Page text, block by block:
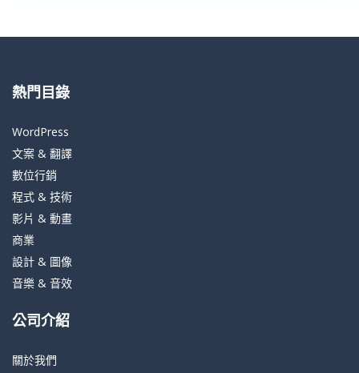
熱門目錄
WordPress
文案 & 翻譯
數位行銷
程式 & 技術
影片 & 動畫
商業
設計 & 圖像
音樂 & 音效
公司介紹
關於我們